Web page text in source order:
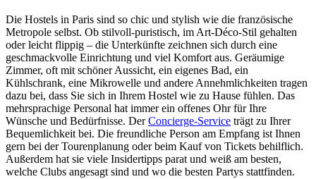
Die Hostels in Paris sind so chic und stylish wie die französische
Metropole selbst. Ob stilvoll-puristisch, im Art-Déco-Stil gehalten
oder leicht flippig – die Unterkünfte zeichnen sich durch eine
geschmackvolle Einrichtung und viel Komfort aus. Geräumige
Zimmer, oft mit schöner Aussicht, ein eigenes Bad, ein
Kühlschrank, eine Mikrowelle und andere Annehmlichkeiten tragen
dazu bei, dass Sie sich in Ihrem Hostel wie zu Hause fühlen. Das
mehrsprachige Personal hat immer ein offenes Ohr für Ihre
Wünsche und Bedürfnisse. DerConcierge-Service trägt zu Ihrer
Bequemlichkeit bei. Die freundliche Person am Empfang ist Ihnen
gern bei der Tourenplanung oder beim Kauf von Tickets behilflich.
Außerdem hat sie viele Insidertipps parat und weiß am besten,
welche Clubs angesagt sind und wo die besten Partys stattfinden.